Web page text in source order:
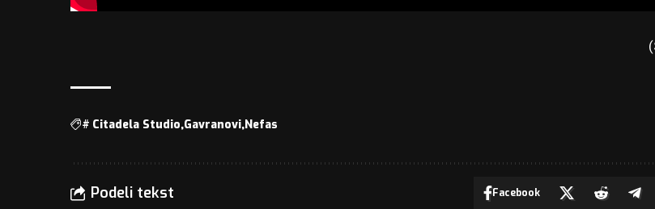
# Citadela Studio Gavranovi Nefas
Podeli tekst Facebook